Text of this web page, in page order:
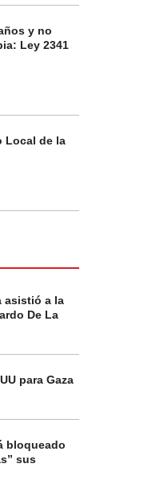
y no
Ley 2341
Local de la
asistió a la
De La
para Gaza
bloqueado
sus